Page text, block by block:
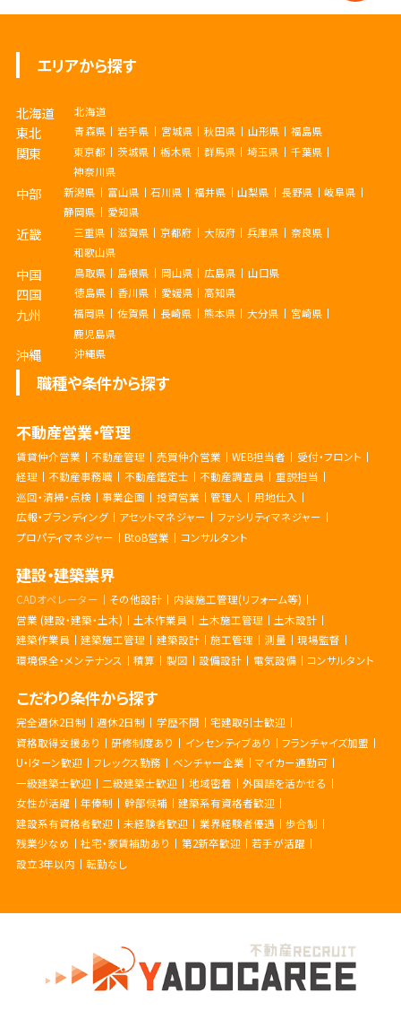
エリアから探す
北海道 北海道
東北 青森県 岩手県 宮城県 秋田県 山形県 福島県
関東 東京都 茨城県 栃木県 群馬県 埼玉県
千葉県
神奈川県
中部 新潟県 富山県 石川県 福井県 山梨県 長野県
岐阜県
静岡県
愛知県
近畿 三重県 滋賀県 京都府 大阪府 兵庫県
奈良県
和歌山県
中国 鳥取県 島根県 岡山県 広島県 山口県
四国 徳島県 香川県 愛媛県 高知県
九州 福岡県 佐賀県 長崎県 熊本県 大分県
宮崎県
鹿児島県
沖縄 沖縄県
職種や条件から探す
不動産営業・管理
賃貸仲介営業 不動産管理 売買仲介営業 WEB担当者
受付・フロント
経理
不動産事務職 不動産鑑定士 不動産調査員
重説担当
巡回・清掃・点検
事業企画 投資営業 管理人
用地仕入
広報・ブランディング
アセットマネジャー
ファシリティマネジャー
プロパティマネジャー
BtoB営業 コンサルタント
建設・建築業界
CADオペレーター その他設計
内装施工管理(リフォーム等)
営業 (建設・建築・土木)
土木作業員 土木施工管理
土木設計
建築作業員
建築施工管理 建築設計 施工管理 測量
現場監督
環境保全・メンテナンス
積算 製図 設備設計 電気設備 コンサルタント
こだわり条件から探す
完全週休2日制 週休2日制 学歴不問
宅建取引士歓迎
資格取得支援あり
研修制度あり インセンティブあり
フランチャイズ加盟
U・Iターン歓迎
フレックス勤務 ベンチャー企業
マイカー通勤可
一級建築士歓迎
二級建築士歓迎 地域密着
外国語を活かせる
女性が活躍
年俸制 幹部候補
建築系有資格者歓迎
建設系有資格者歓迎
未経験者歓迎 業界経験者優遇
歩合制
残業少なめ
社宅・家賃補助あり 第2新卒歓迎
若手が活躍
設立3年以内
転勤なし